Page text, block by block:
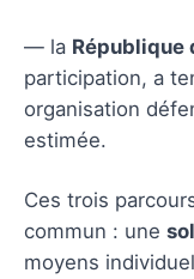
— la République
participation, a
organisation
estimée.
Ces trois
commun : une
moyens